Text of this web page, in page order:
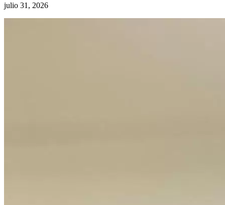
julio 31, 2026